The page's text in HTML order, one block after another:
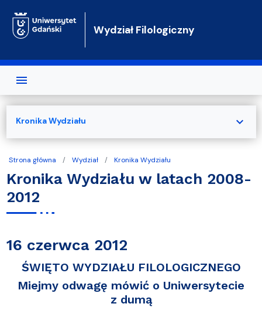
Wydział Filologiczny
Strona główna Wydział Kronika Wydziału
Kronika Wydziału w latach 2008-
2012
16 czerwca 2012
ŚWIĘTO WYDZIAŁU FILOLOGICZNEGO
Miejmy odwagę mówić o Uniwersytecie
z dumą
Kronika Wydziału expand_more